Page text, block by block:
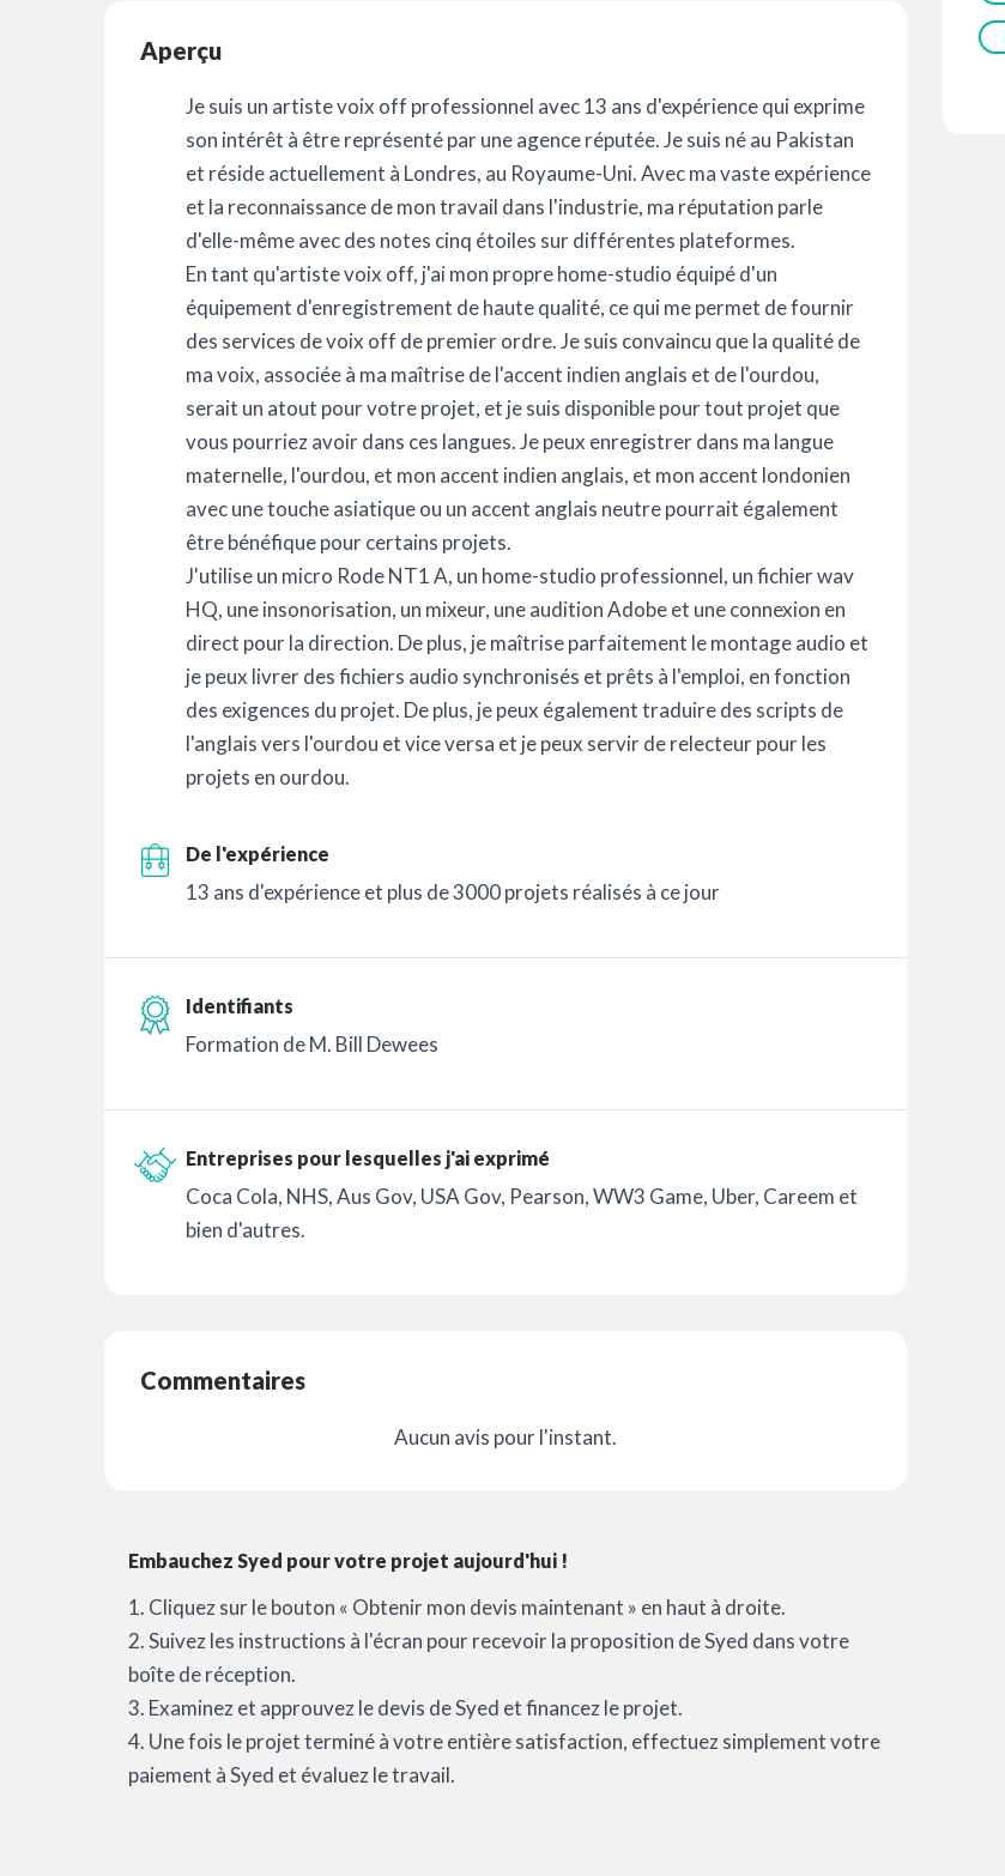
Aperçu
Je suis un artiste voix off professionnel avec 13 ans d'expérience qui exprime
son intérêt à être représenté par une agence réputée. Je suis né au Pakistan
et réside actuellement à Londres, au Royaume-Uni. Avec ma vaste expérience
et la reconnaissance de mon travail dans l'industrie, ma réputation parle
d'elle-même avec des notes cinq étoiles sur différentes plateformes.
En tant qu'artiste voix off, j'ai mon propre home-studio équipé d'un
équipement d'enregistrement de haute qualité, ce qui me permet de fournir
des services de voix off de premier ordre. Je suis convaincu que la qualité de
ma voix, associée à ma maîtrise de l'accent indien anglais et de l'ourdou,
serait un atout pour votre projet, et je suis disponible pour tout projet que
vous pourriez avoir dans ces langues. Je peux enregistrer dans ma langue
maternelle, l'ourdou, et mon accent indien anglais, et mon accent londonien
avec une touche asiatique ou un accent anglais neutre pourrait également
être bénéfique pour certains projets.
J'utilise un micro Rode NT1 A, un home-studio professionnel, un fichier wav
HQ, une insonorisation, un mixeur, une audition Adobe et une connexion en
direct pour la direction. De plus, je maîtrise parfaitement le montage audio et
je peux livrer des fichiers audio synchronisés et prêts à l'emploi, en fonction
des exigences du projet. De plus, je peux également traduire des scripts de
l'anglais vers l'ourdou et vice versa et je peux servir de relecteur pour les
projets en ourdou.
De l'expérience
13 ans d'expérience et plus de 3000 projets réalisés à ce jour
Identifiants
Formation de M. Bill Dewees
Entreprises pour lesquelles j'ai exprimé
Coca Cola, NHS, Aus Gov, USA Gov, Pearson, WW3 Game, Uber, Careem et
bien d'autres.
Commentaires
Aucun avis pour l'instant.
Embauchez Syed pour votre projet aujourd'hui !
1. Cliquez sur le bouton « Obtenir mon devis maintenant » en haut à droite.
2. Suivez les instructions à l'écran pour recevoir la proposition de Syed dans votre
boîte de réception.
3. Examinez et approuvez le devis de Syed et financez le projet.
4. Une fois le projet terminé à votre entière satisfaction, effectuez simplement votre
paiement à Syed et évaluez le travail.